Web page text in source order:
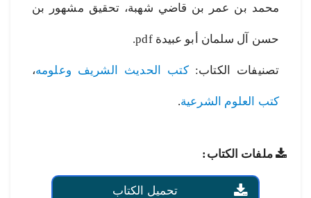
محمد بن عمر بن قاضي شهبة، تحقيق مشهور بن
حسن آل سلمان أبو عبيدة pdf.
تصنيفات الكتاب:كتب الحديث الشريف وعلومه،
كتب العلوم الشرعية.
ملفات الكتاب:
تحميل الكتاب